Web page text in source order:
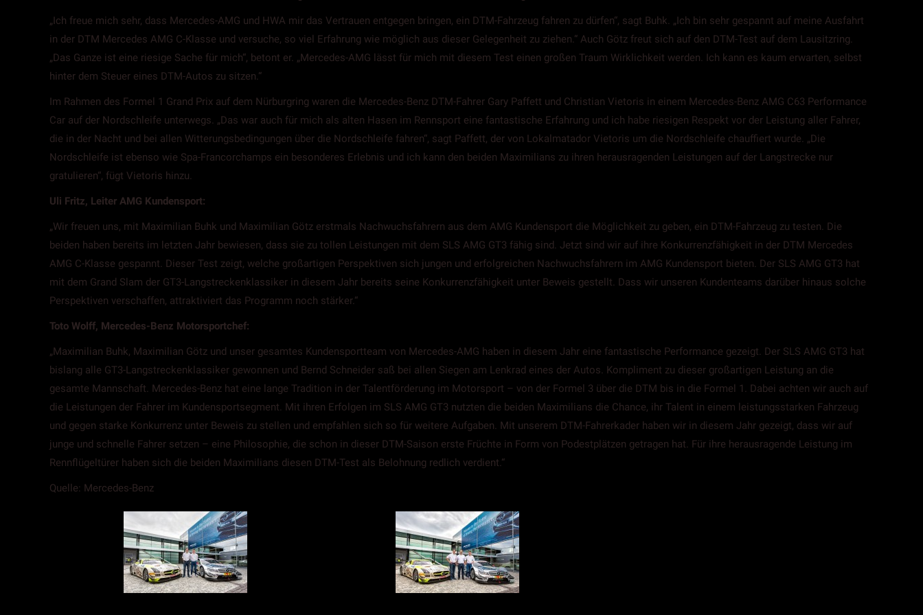
„Ich freue mich sehr, dass Mercedes-AMG und HWA mir das Vertrauen entgegen bringen, ein DTM-Fahrzeug fahren zu dürfen“, sagt Buhk. „Ich bin sehr gespannt auf meine Ausfahrt
in der DTM Mercedes AMG C-Klasse und versuche, so viel Erfahrung wie möglich aus dieser Gelegenheit zu ziehen.“ Auch Götz freut sich auf den DTM-Test auf dem Lausitzring.
„Das Ganze ist eine riesige Sache für mich“, betont er. „Mercedes-AMG lässt für mich mit diesem Test einen großen Traum Wirklichkeit werden. Ich kann es kaum erwarten, selbst
hinter dem Steuer eines DTM-Autos zu sitzen.“
Im Rahmen des Formel 1 Grand Prix auf dem Nürburgring waren die Mercedes-Benz DTM-Fahrer Gary Paffett und Christian Vietoris in einem Mercedes-Benz AMG C63 Performance
Car auf der Nordschleife unterwegs. „Das war auch für mich als alten Hasen im Rennsport eine fantastische Erfahrung und ich habe riesigen Respekt vor der Leistung aller Fahrer,
die in der Nacht und bei allen Witterungsbedingungen über die Nordschleife fahren“, sagt Paffett, der von Lokalmatador Vietoris um die Nordschleife chauffiert wurde. „Die
Nordschleife ist ebenso wie Spa-Francorchamps ein besonderes Erlebnis und ich kann den beiden Maximilians zu ihren herausragenden Leistungen auf der Langstrecke nur
gratulieren“, fügt Vietoris hinzu.
Uli Fritz, Leiter AMG Kundensport:
„Wir freuen uns, mit Maximilian Buhk und Maximilian Götz erstmals Nachwuchsfahrern aus dem AMG Kundensport die Möglichkeit zu geben, ein DTM-Fahrzeug zu testen. Die
beiden haben bereits im letzten Jahr bewiesen, dass sie zu tollen Leistungen mit dem SLS AMG GT3 fähig sind. Jetzt sind wir auf ihre Konkurrenzfähigkeit in der DTM Mercedes
AMG C-Klasse gespannt. Dieser Test zeigt, welche großartigen Perspektiven sich jungen und erfolgreichen Nachwuchsfahrern im AMG Kundensport bieten. Der SLS AMG GT3 hat
mit dem Grand Slam der GT3-Langstreckenklassiker in diesem Jahr bereits seine Konkurrenzfähigkeit unter Beweis gestellt. Dass wir unseren Kundenteams darüber hinaus solche
Perspektiven verschaffen, attraktiviert das Programm noch stärker.“
Toto Wolff, Mercedes-Benz Motorsportchef:
„Maximilian Buhk, Maximilian Götz und unser gesamtes Kundensportteam von Mercedes-AMG haben in diesem Jahr eine fantastische Performance gezeigt. Der SLS AMG GT3 hat
bislang alle GT3-Langstreckenklassiker gewonnen und Bernd Schneider saß bei allen Siegen am Lenkrad eines der Autos. Kompliment zu dieser großartigen Leistung an die
gesamte Mannschaft. Mercedes-Benz hat eine lange Tradition in der Talentförderung im Motorsport – von der Formel 3 über die DTM bis in die Formel 1. Dabei achten wir auch auf
die Leistungen der Fahrer im Kundensportsegment. Mit ihren Erfolgen im SLS AMG GT3 nutzten die beiden Maximilians die Chance, ihr Talent in einem leistungsstarken Fahrzeug
und gegen starke Konkurrenz unter Beweis zu stellen und empfahlen sich so für weitere Aufgaben. Mit unserem DTM-Fahrerkader haben wir in diesem Jahr gezeigt, dass wir auf
junge und schnelle Fahrer setzen – eine Philosophie, die schon in dieser DTM-Saison erste Früchte in Form von Podestplätzen getragen hat. Für ihre herausragende Leistung im
Rennflügeltürer haben sich die beiden Maximilians diesen DTM-Test als Belohnung redlich verdient.“
Quelle: Mercedes-Benz